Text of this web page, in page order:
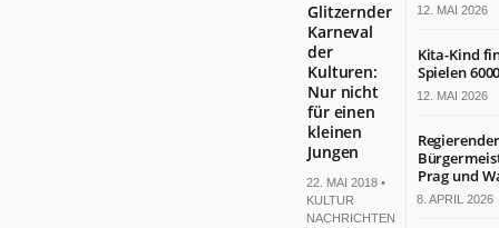
Glitzernder
Karneval
der
Kulturen:
Nur nicht
für einen
kleinen
Jungen
22. MAI 2018 •
KULTUR
NACHRICHTEN
12. MAI 2026
Kita-Kind
Spielen
12. MAI 2026
Regierender
Prag und
8. APRIL 2026